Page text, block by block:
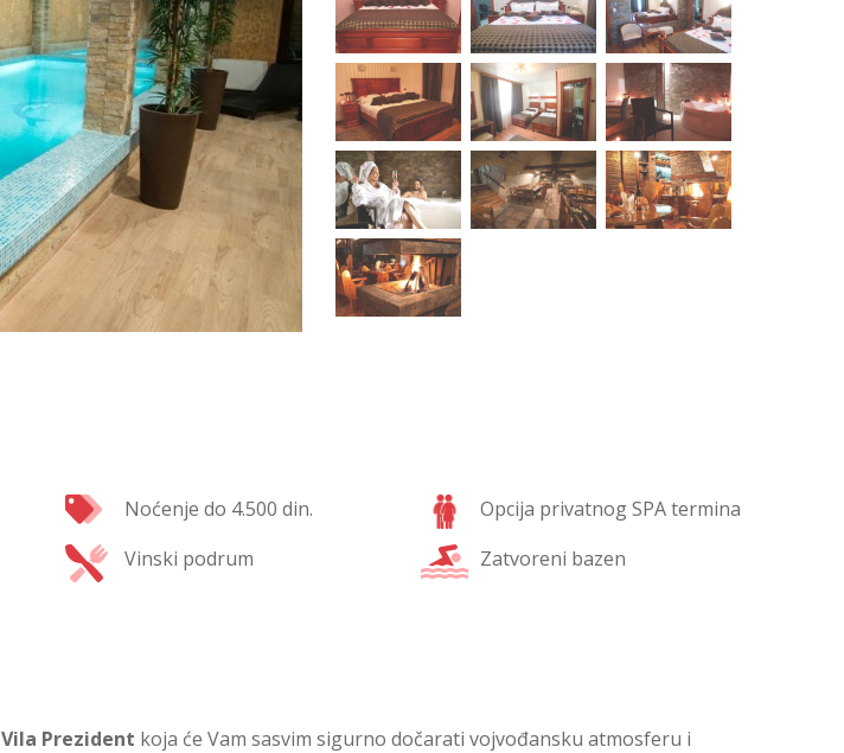
Noćenje do 4.500 din.
Opcija privatnog SPA termina
Vinski podrum Zatvoreni bazen
Vila Prezident koja će Vam sasvim sigurno dočarati vojvođansku atmosferu i